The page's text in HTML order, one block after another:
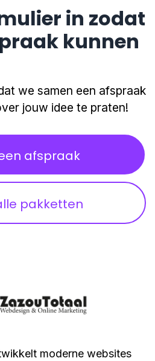
in zodat
kunnen
we samen een afspraak
jouw idee te praten!
afspraak
pakketten
moderne websites